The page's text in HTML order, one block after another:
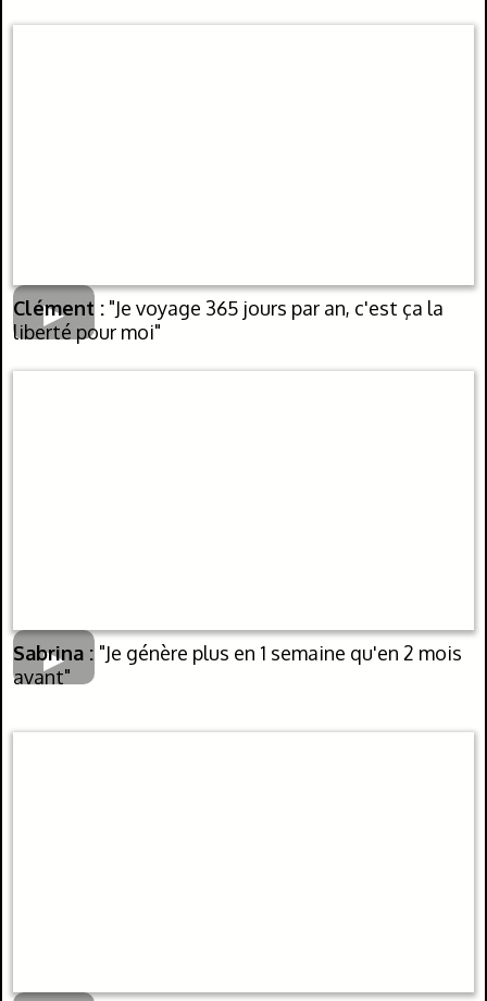
Clément : "Je voyage 365 jours par an, c'est ça la
liberté pour moi"
Sabrina : "Je génère plus en 1 semaine qu'en 2 mois
avant"